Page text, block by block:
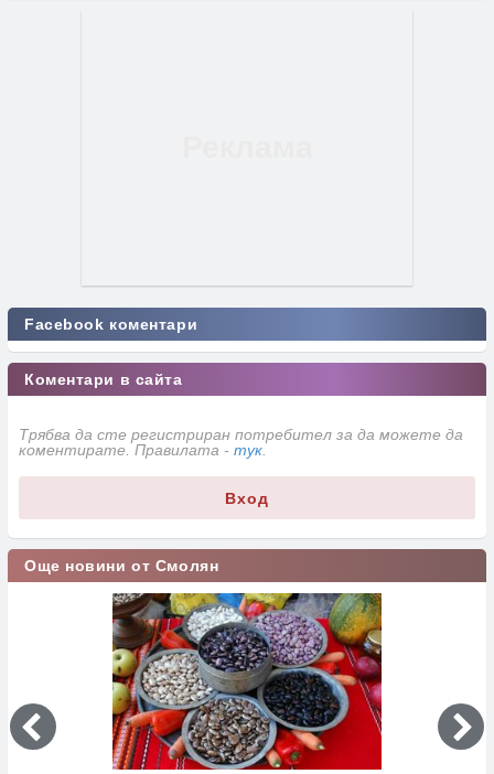
Facebook коментари
Коментари в сайта
Трябва да сте регистриран потребител за да можете да
коментирате. Правилата - тук
Вход
Още новини от Смолян